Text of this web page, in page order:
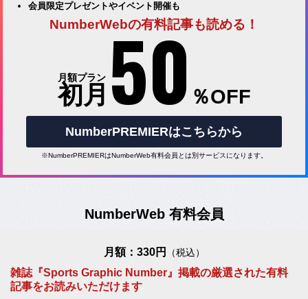
会員限定プレゼントやイベント開催も
NumberWebの有料記事も読める！
月額プラン
初月 50 ％OFF
NumberPREMIERはこちらから
※NumberPREMIERはNumberWeb有料会員とは別サービスになります。
NumberWeb 有料会員
月額：330円 （税込）
雑誌『Sports Graphic Number』掲載の厳選された有料
記事をお読みいただけます